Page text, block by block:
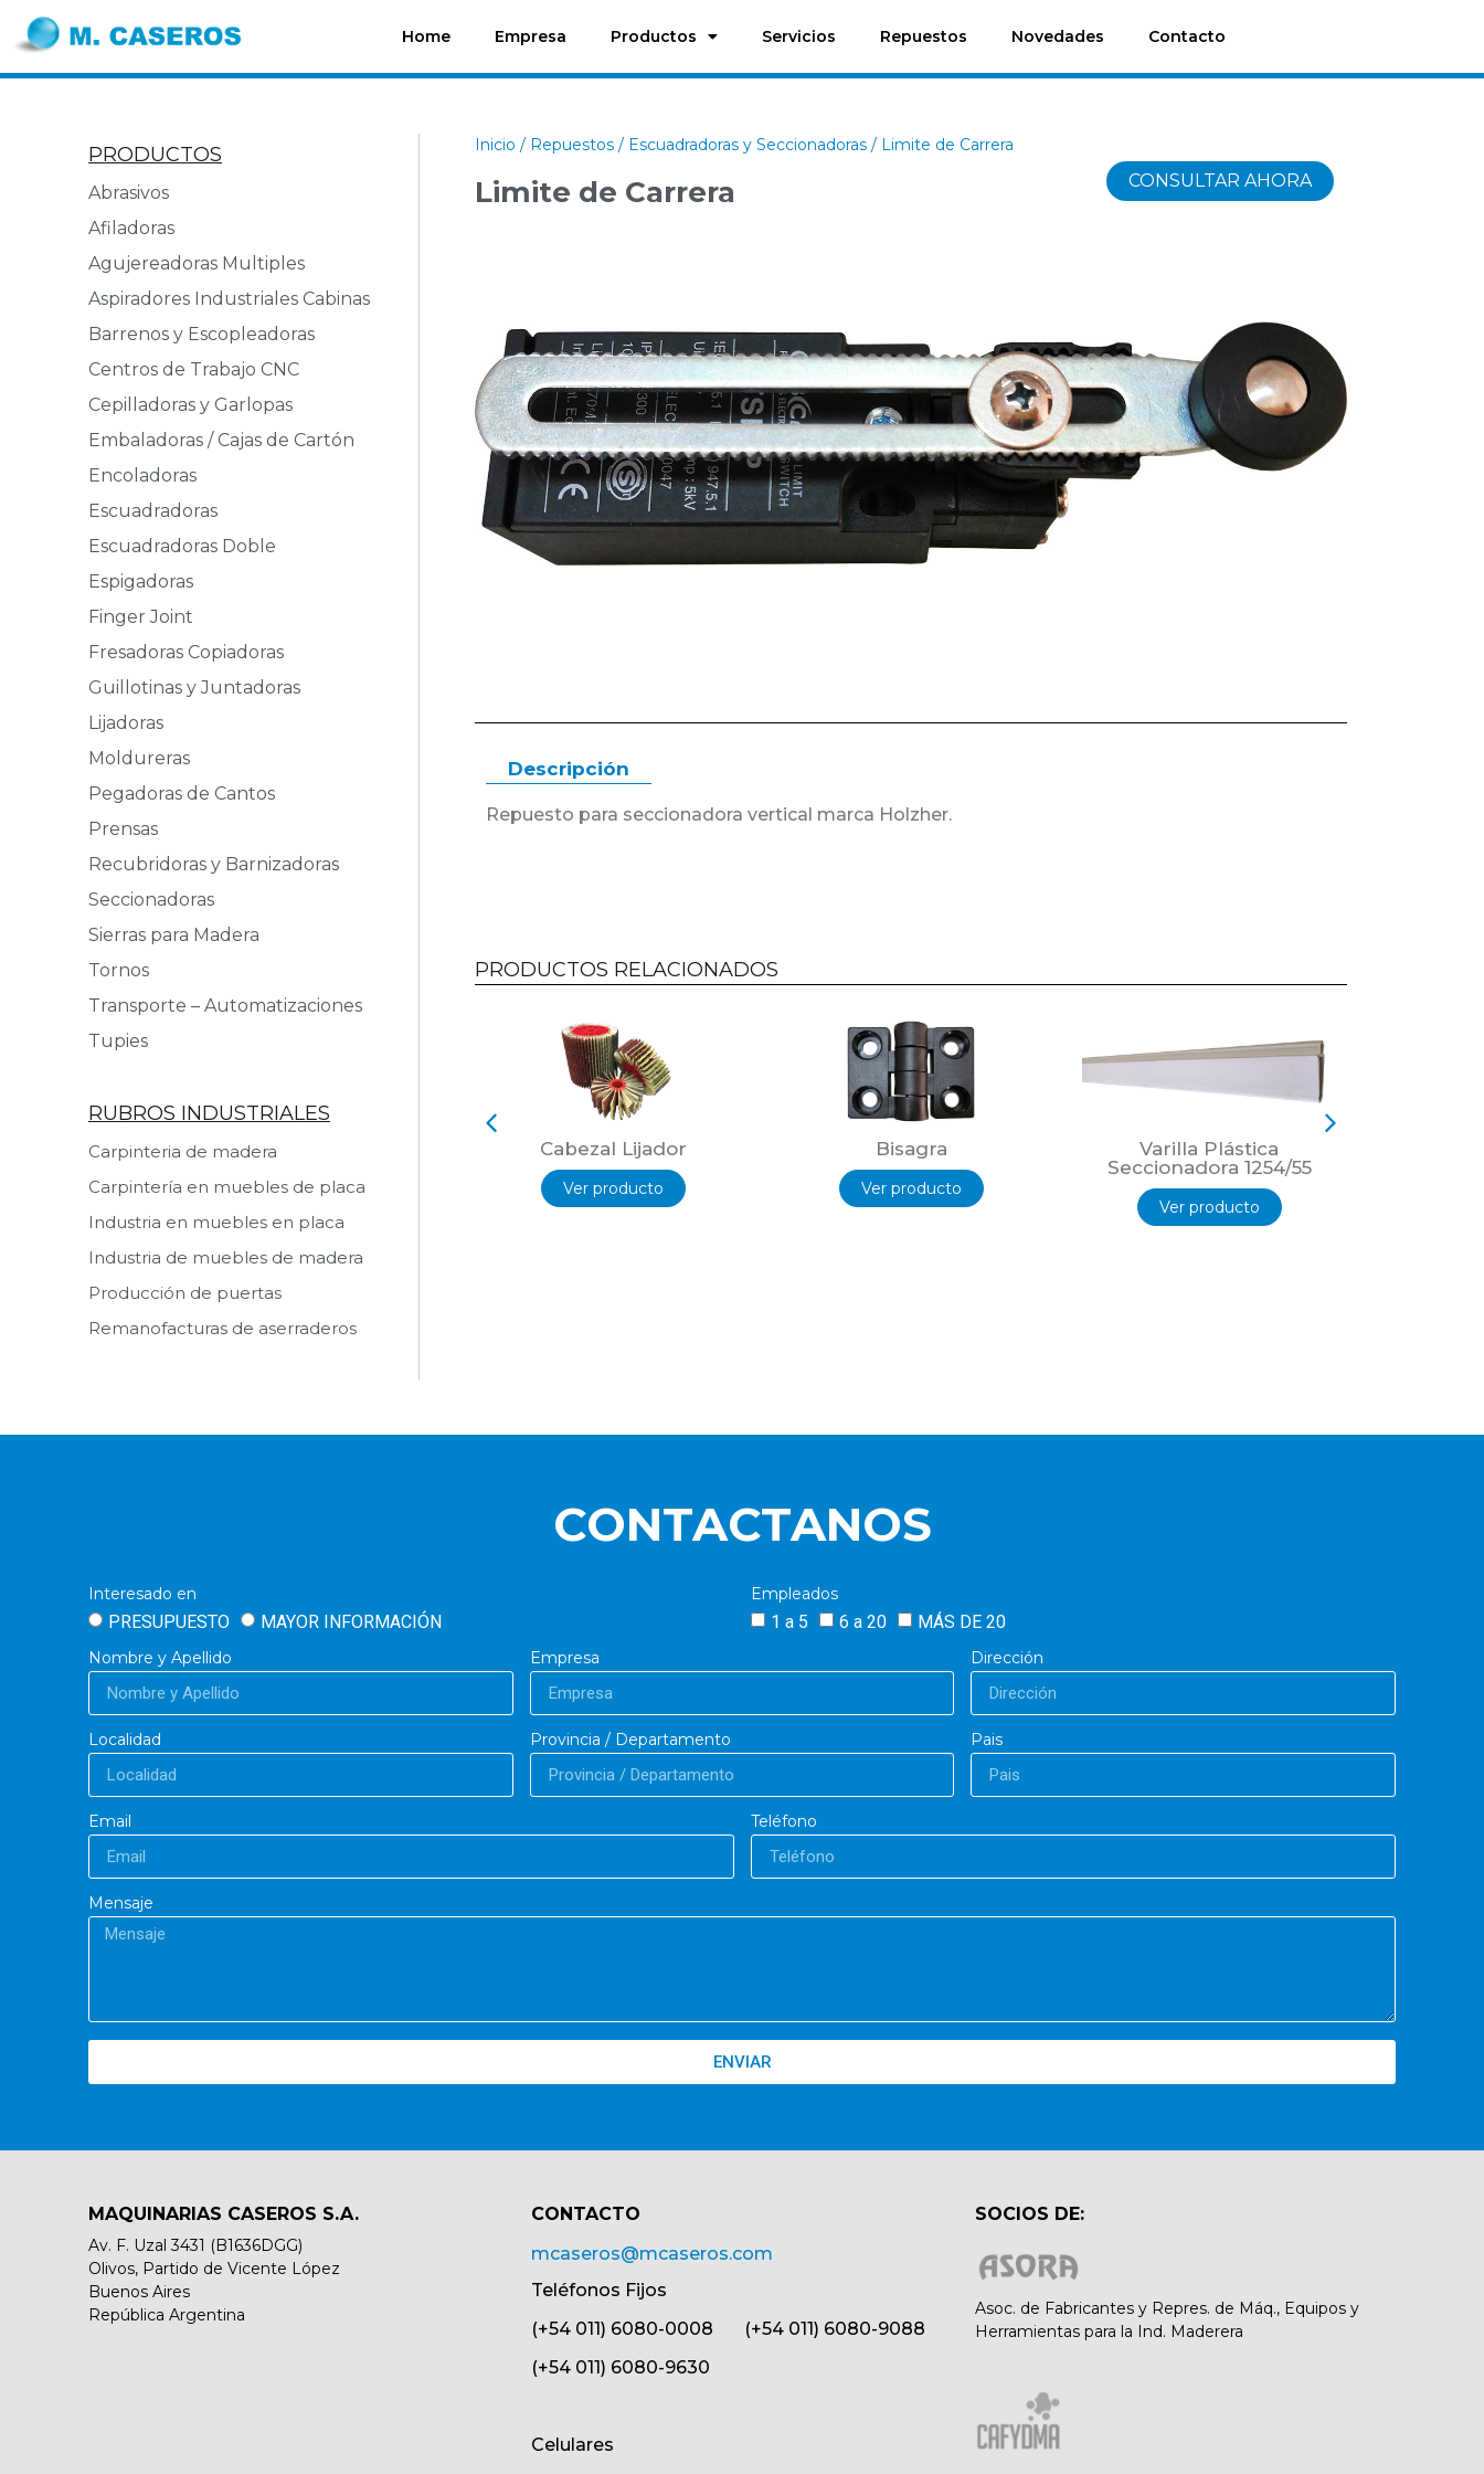
Home Empresa Productos Servicios Repuestos Novedades Contacto
PRODUCTOS
Abrasivos
Afiladoras
Agujereadoras Multiples
Aspiradores Industriales Cabinas
Barrenos y Escopleadoras
Centros de Trabajo CNC
Cepilladoras y Garlopas
Embaladoras / Cajas de Cartón
Encoladoras
Escuadradoras
Escuadradoras Doble
Espigadoras
Finger Joint
Fresadoras Copiadoras
Guillotinas y Juntadoras
Lijadoras
Moldureras
Pegadoras de Cantos
Prensas
Recubridoras y Barnizadoras
Seccionadoras
Sierras para Madera
Tornos
Transporte – Automatizaciones
Tupies
RUBROS INDUSTRIALES
Carpinteria de madera
Carpintería en muebles de placa
Industria en muebles en placa
Industria de muebles de madera
Producción de puertas
Remanofacturas de aserraderos
Inicio / Repuestos / Escuadradoras y Seccionadoras / Limite de Carrera
Limite de Carrera CONSULTAR AHORA
Descripción
Repuesto para seccionadora vertical marca Holzher.
PRODUCTOS RELACIONADOS
Rueda Auxiliar
Ver producto
Cabezal Lijador
Ver producto
Bisagra
Ver producto
Varilla Plástica
Seccionadora 1254/55
Ver producto
CONTACTANOS
Interesado en
PRESUPUESTO MAYOR INFORMACIÓN
Empleados
1 a 5 6 a 20 MÁS DE 20
Nombre y Apellido Empresa Dirección
Localidad Provincia / Departamento Pais
Email Teléfono
Mensaje
ENVIAR
MAQUINARIAS CASEROS S.A.
Av. F. Uzal 3431 (B1636DGG)
Olivos, Partido de Vicente López
Buenos Aires
República Argentina
CONTACTO​
mcaseros@mcaseros.com
Teléfonos Fijos
(+54 011) 6080-0008 (+54 011) 6080-9088
(+54 011) 6080-9630
Celulares
SOCIOS DE:
Asoc. de Fabricantes y Repres. de Máq., Equipos y
Herramientas para la Ind. Maderera